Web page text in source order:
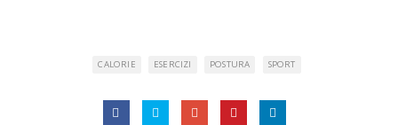
CALORIE ESERCIZI POSTURA SPORT